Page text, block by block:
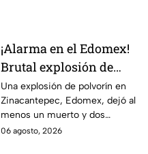
¡Alarma en el Edomex!
Brutal explosión de
polvorín en Santa
María del Monte,
Zinacantepec; reportan
al menos un muerto y
Una explosión de polvorín en
Zinacantepec, Edomex, dejó al
menos un muerto y dos
heridos; autoridades atiende la
06 agosto, 2026